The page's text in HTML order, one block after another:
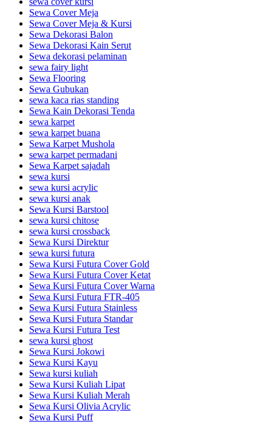
Sewa Cover Meja
Sewa Cover Meja & Kursi
Sewa Dekorasi Balon
Sewa Dekorasi Kain Serut
Sewa dekorasi pelaminan
sewa fairy light
Sewa Flooring
Sewa Gubukan
sewa kaca rias standing
Sewa Kain Dekorasi Tenda
sewa karpet
sewa karpet buana
Sewa Karpet Mushola
sewa karpet permadani
Sewa Karpet sajadah
sewa kursi
sewa kursi acrylic
sewa kursi anak
Sewa Kursi Barstool
sewa kursi chitose
sewa kursi crossback
Sewa Kursi Direktur
sewa kursi futura
Sewa Kursi Futura Cover Gold
Sewa Kursi Futura Cover Ketat
Sewa Kursi Futura Cover Warna
Sewa Kursi Futura FTR-405
Sewa Kursi Futura Stainless
Sewa Kursi Futura Standar
Sewa Kursi Futura Test
sewa kursi ghost
Sewa Kursi Jokowi
Sewa Kursi Kayu
Sewa kursi kuliah
Sewa Kursi Kuliah Lipat
Sewa Kursi Kuliah Merah
Sewa Kursi Olivia Acrylic
Sewa Kursi Puff